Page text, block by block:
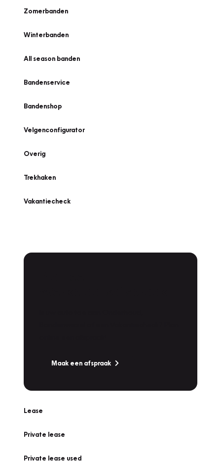
Zomerbanden
Winterbanden
All season banden
Bandenservice
Bandenshop
Velgenconfigurator
Overig
Trekhaken
Vakantiecheck
Maak een afspraak
Lease
Private lease
Private lease used